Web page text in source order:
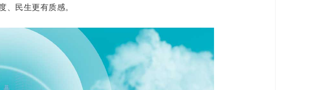
、民生更有质感。